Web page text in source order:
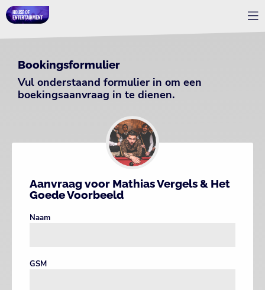
Bookingsformulier
Vul onderstaand formulier in om een
boekingsaanvraag in te dienen.
Aanvraag voor Mathias Vergels & Het
Goede Voorbeeld
Naam
GSM